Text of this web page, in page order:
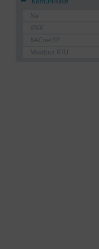
Ne
KNX
BACnet/IP
Modbus RTU